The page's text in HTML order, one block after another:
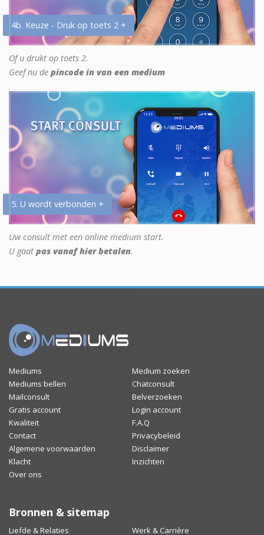
4b. Keuze - Druk op toets 2 +
Of u drukt op toets 2.
Geef nu de pincode in van een medium
5. U wordt verbonden +
Uw consult met een online medium start.
U gaat pas vanaf hier betalen.
Mediums
Medium zoeken
Mediums bellen
Chatconsult
Mailconsult
Belverzoeken
Gratis account
Login account
Kwaliteit
F.A.Q
Contact
Privacybeleid
Algemene voorwaarden
Disclaimer
Klacht
Inzichten
Over ons
Bronnen & sitemap
Liefde & Relaties Werk & Carrière